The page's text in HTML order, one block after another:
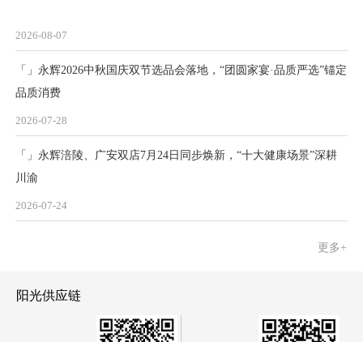
07
2026.08
福建省政府赵增连副省长一行莅临永辉超市调
2026-08-07
「」永辉2026中秋国庆双节选品会落地，“团圆家宴·品质严选”锚定
品质消费
2026-07-28
「」永辉涪陵、广安双店7月24日同步焕新，“十大健康场景”深耕
川渝
2026-07-24
更多+
阳光供应链